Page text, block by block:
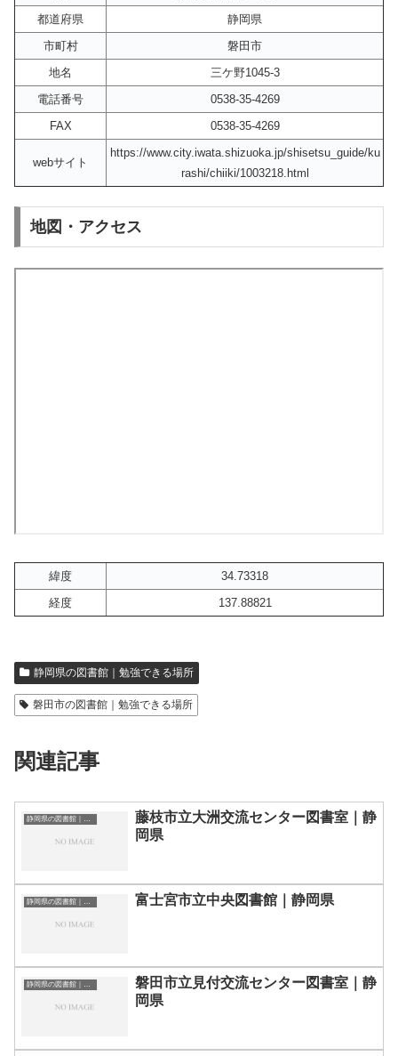
都道府県
静岡県
市町村
磐田市
地名
三ケ野1045-3
電話番号
0538-35-4269
FAX
0538-35-4269
webサイト
https://www.city.iwata.shizuoka.jp/shisetsu_guide/ku
rashi/chiiki/1003218.html
地図・アクセス
緯度
34.73318
経度
137.88821
静岡県の図書館｜勉強できる場所
磐田市の図書館｜勉強できる場所
関連記事
藤枝市立大洲交流センター図書室｜静
岡県
富士宮市立中央図書館｜静岡県
磐田市立見付交流センター図書室｜静
岡県